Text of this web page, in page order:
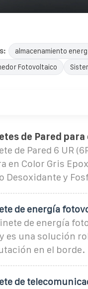
almacenamiento
Fotovoltaico
de Pared
de Pared 6 UR
en Color Gris
Desoxidante y
de energía
de energía
es una solución
en el borde.
de